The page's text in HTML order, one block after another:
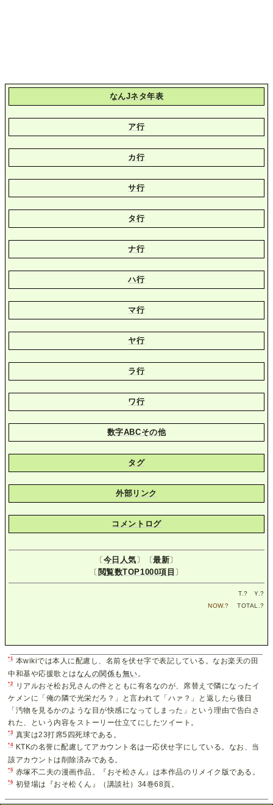
なんJネタ年表
ア行
カ行
サ行
タ行
ナ行
ハ行
マ行
ヤ行
ラ行
ワ行
数字ABCその他
タグ
外部リンク
コメントログ
〔 今日人気 〕〔最新〕
〔 閲覧数TOP1000項目 〕
T.? Y.?
NOW.? TOTAL.?
*1 本wikiでは本人に配慮し、名前を伏せ字で表記している。なお楽天の田
中和基や応援歌とは なんの関係も無い
*2
リアルおそ松お兄さんの件とともに有名なのが、席替えで隣になったイ
ケメンに「俺の隣で光栄だろ？」と言われて「ハァ？」と返したら後日
「汚物を見るかのような目が快感になってしまった」という理由で告白さ
れた、という内容をストーリー仕立てにしたツイート。
*3 真実は23打席5四死球である。
*4
KTKの名誉に配慮してアカウント名は一応伏せ字にしている。なお、当
該アカウントは削除済みである。
*5 赤塚不二夫の漫画作品。『おそ松さん』は本作品のリメイク版である。
*6 初登場は『おそ松くん』（講談社）34巻68頁。